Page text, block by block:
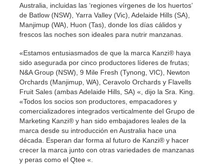
Australia, incluidas las ‘regiones vírgenes de los huertos’
de Batlow (NSW), Yarra Valley (Vic), Adelaide Hills (SA),
Manjimup (WA), Huon (Tas), donde los días cálidos y
frescos las noches son ideales para nutrir manzanas.
«Estamos entusiasmados de que la marca Kanzi® haya
sido asegurada por cinco productores líderes de frutas;
N&A Group (NSW), 9 Mile Fresh (Tynong, VIC), Newton
Orchards (Manjimup, WA), Ceravolo Orchards y Flavells
Fruit Sales (ambas Adelaide Hills, SA) «, dijo la Sra. King.
«Todos los socios son productores, empacadores y
comercializadores integrados verticalmente del Grupo de
Marketing Kanzi® y han sido embajadores leales de la
marca desde su introducción en Australia hace una
década. Esperan dar forma al futuro de Kanzi® y hacer
crecer la marca junto con otras variedades de manzanas
y peras como el Qtee «.